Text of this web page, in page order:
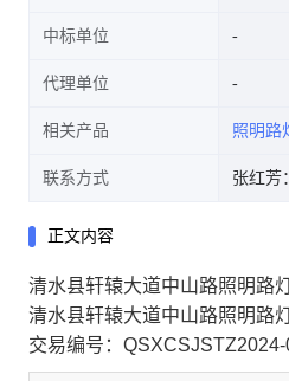
中标单位
代理单位
相关产品 照明路
联系方式 张红芳
正文内容
清水县轩辕大道中山路照明路
清水县轩辕大道中山路照明路
交易编号：QSXCSJSTZ2024-